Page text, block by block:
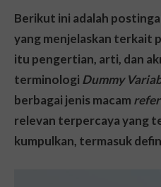
Berikut ini adalah
yang menjelaskan terkait
itu pengertian, arti, dan
terminologi Dummy
berbagai jenis macam
relevan terpercaya yang
kumpulkan, termasuk